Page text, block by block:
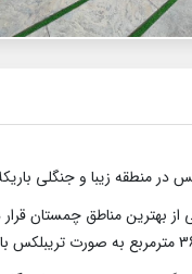
در منطقه زیبا و جنگلی
بهترین مناطق چمستان قرار